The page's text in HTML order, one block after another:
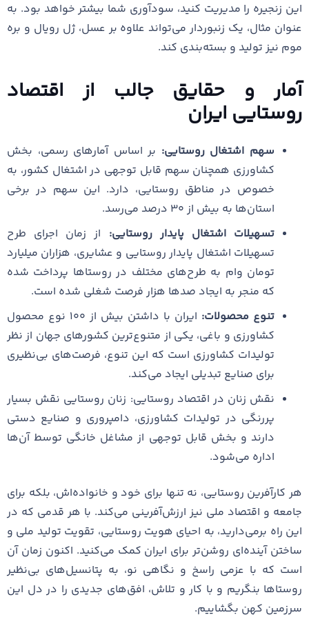
این زنجیره را مدیریت کنید، سودآوری شما بیشتر خواهد بود. به
عنوان مثال، یک زنبوردار می‌تواند علاوه بر عسل، ژل رویال و بره
موم نیز تولید و بسته‌بندی کند.
آمار و حقایق جالب از اقتصاد
روستایی ایران
سهم اشتغال روستایی: بر اساس آمارهای رسمی، بخش
کشاورزی همچنان سهم قابل توجهی در اشتغال کشور، به
خصوص در مناطق روستایی، دارد. این سهم در برخی
استان‌ها به بیش از ۳۰ درصد می‌رسد.
تسهیلات اشتغال پایدار روستایی: از زمان اجرای طرح
تسهیلات اشتغال پایدار روستایی و عشایری، هزاران میلیارد
تومان وام به طرح‌های مختلف در روستاها پرداخت شده
که منجر به ایجاد صدها هزار فرصت شغلی شده است.
تنوع محصولات:
ایران با داشتن بیش از ۱۰۰ نوع محصول
کشاورزی و باغی، یکی از متنوع‌ترین کشورهای جهان از نظر
تولیدات کشاورزی است که این تنوع، فرصت‌های بی‌نظیری
برای صنایع تبدیلی ایجاد می‌کند.
نقش زنان در اقتصاد روستایی: زنان روستایی نقش بسیار
پررنگی در تولیدات کشاورزی، دامپروری و صنایع دستی
دارند و بخش قابل توجهی از مشاغل خانگی توسط آن‌ها
اداره می‌شود.
هر کارآفرین روستایی، نه تنها برای خود و خانواده‌اش، بلکه برای
جامعه و اقتصاد ملی نیز ارزش‌آفرینی می‌کند. با هر قدمی که در
این راه برمی‌دارید، به احیای هویت روستایی، تقویت تولید ملی و
ساختن آینده‌ای روشن‌تر برای ایران کمک می‌کنید. اکنون زمان آن
است که با عزمی راسخ و نگاهی نو، به پتانسیل‌های بی‌نظیر
روستاها بنگریم و با کار و تلاش، افق‌های جدیدی را در دل این
سرزمین کهن بگشاییم.